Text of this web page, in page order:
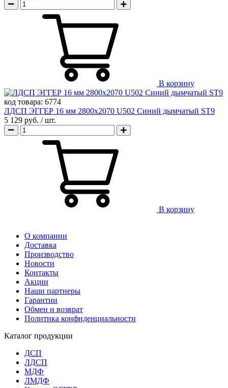
В корзину
код товара: 6774
ЛДСП ЭГГЕР 16 мм 2800х2070 U502 Синий дымчатый ST9
5 129 руб. / шт.
В корзину
О компании
Доставка
Производство
Новости
Контакты
Акции
Наши партнеры
Гарантии
Обмен и возврат
Политика конфиденциальности
Каталог продукции
ДСП
ЛДСП
МДФ
ЛМДФ